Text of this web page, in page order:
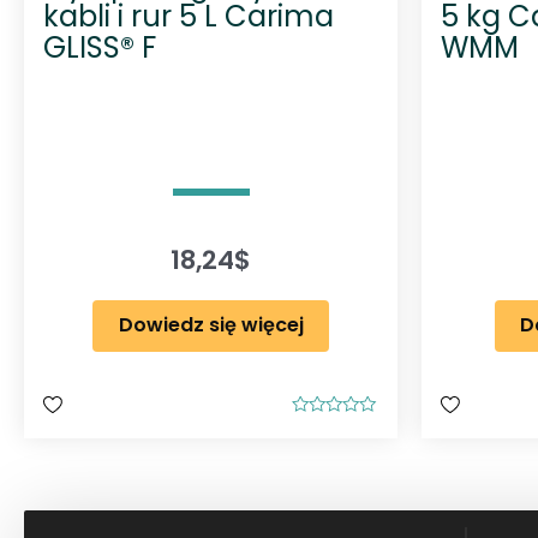
kabli i rur 5 L Carima
GLISS® F
o
18,24$
Dowiedz się więcej
5 kg
WMM